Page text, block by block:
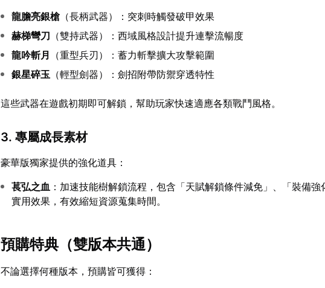
龍膽亮銀槍 （長柄武器）：突刺時觸發破甲效果
赫梯彎刀 （雙持武器）：西域風格設計提升連擊流暢度
龍吟斬月 （重型兵刃）：蓄力斬擊擴大攻擊範圍
銀星碎玉 （輕型劍器）：劍招附帶防禦穿透特性
這些武器在遊戲初期即可解鎖，幫助玩家快速適應各類戰鬥風格。
3. 專屬成長素材
豪華版獨家提供的強化道具：
萇弘之血 ：加速技能樹解鎖流程，包含「天賦解鎖條件減免」、「裝備
實用效果，有效縮短資源蒐集時間。
預購特典（雙版本共通）
不論選擇何種版本，預購皆可獲得：